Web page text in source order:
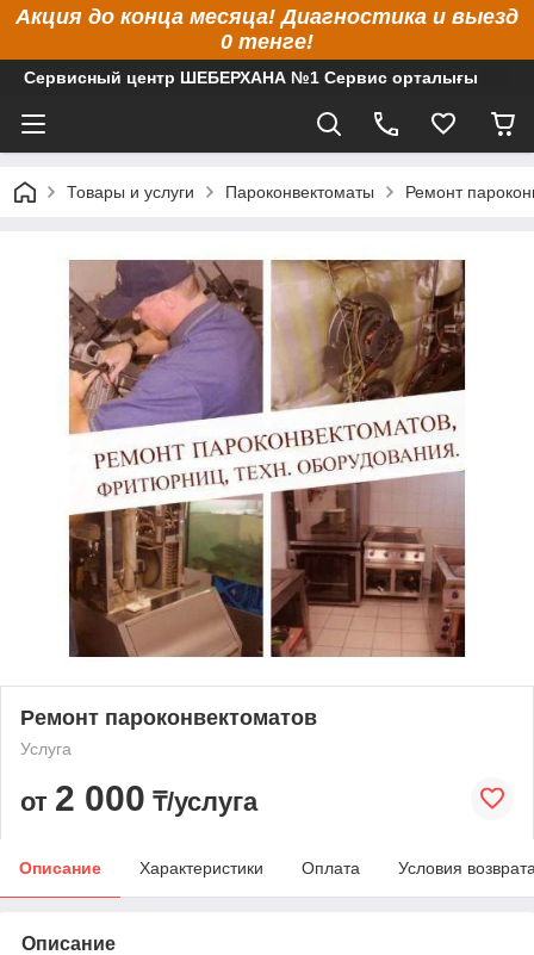
Акция до конца месяца! Диагностика и выезд
0 тенге!
Сервисный центр ШЕБЕРХАНА №1 Сервис орталығы
Товары и услуги Пароконвектоматы Ремонт
Ремонт пароконвектоматов
Услуга
от 2 000 ₸/услуга
Описание Характеристики Оплата Условия
Описание